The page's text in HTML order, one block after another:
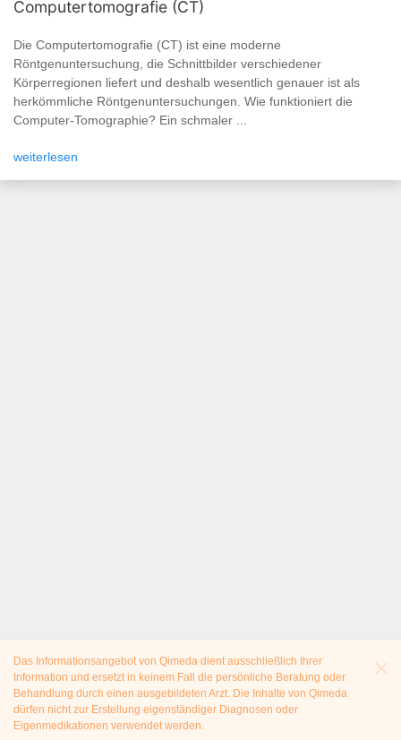
Computertomografie (CT)
Die Computertomografie (CT) ist eine moderne
Röntgenuntersuchung, die Schnittbilder verschiedener
Körperregionen liefert und deshalb wesentlich genauer ist als
herkömmliche Röntgenuntersuchungen. Wie funktioniert die
Computer-Tomographie? Ein schmaler ...
weiterlesen
Das Informationsangebot von Qimeda dient ausschließlich Ihrer
Information und ersetzt in keinem Fall die persönliche Beratung oder
Behandlung durch einen ausgebildeten Arzt. Die Inhalte von Qimeda
dürfen nicht zur Erstellung eigenständiger Diagnosen oder
Eigenmedikationen verwendet werden.